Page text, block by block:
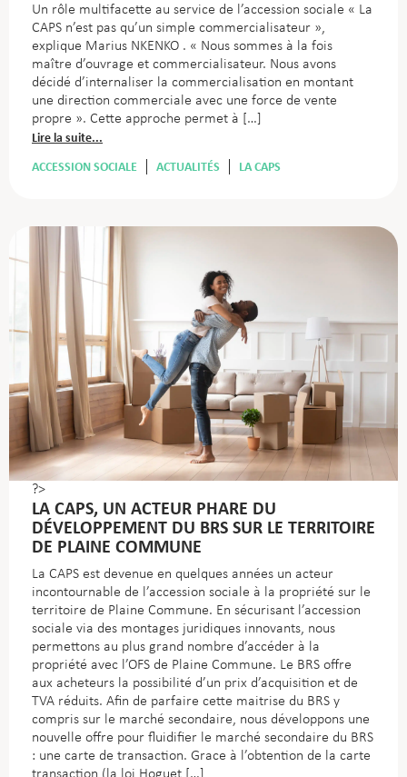
Un rôle multifacette au service de l’accession sociale « La
CAPS n’est pas qu’un simple commercialisateur »,
explique Marius NKENKO . « Nous sommes à la fois
maître d’ouvrage et commercialisateur. Nous avons
décidé d’internaliser la commercialisation en montant
une direction commerciale avec une force de vente
propre ». Cette approche permet à […]
Lire la suite...
ACCESSION SOCIALE
ACTUALITÉS LA CAPS
?>
LA CAPS, UN ACTEUR PHARE DU
DÉVELOPPEMENT DU BRS SUR LE TERRITOIRE
DE PLAINE COMMUNE
La CAPS est devenue en quelques années un acteur
incontournable de l’accession sociale à la propriété sur le
territoire de Plaine Commune. En sécurisant l’accession
sociale via des montages juridiques innovants, nous
permettons au plus grand nombre d’accéder à la
propriété avec l’OFS de Plaine Commune. Le BRS offre
aux acheteurs la possibilité d’un prix d’acquisition et de
TVA réduits. Afin de parfaire cette maitrise du BRS y
compris sur le marché secondaire, nous développons une
nouvelle offre pour fluidifier le marché secondaire du BRS
: une carte de transaction. Grace à l’obtention de la carte